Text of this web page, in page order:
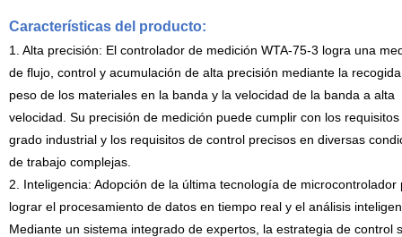
Características del producto:
1. Alta precisión: El controlador de medición WTA-75-3 logra una
de flujo, control y acumulación de alta precisión mediante la
peso de los materiales en la banda y la velocidad de la banda a alta
velocidad. Su precisión de medición puede cumplir con los requisitos
grado industrial y los requisitos de control precisos en diversas
de trabajo complejas.
2. Inteligencia: Adopción de la última tecnología de microcontrolador
lograr el procesamiento de datos en tiempo real y el análisis
Mediante un sistema integrado de expertos, la estrategia de control